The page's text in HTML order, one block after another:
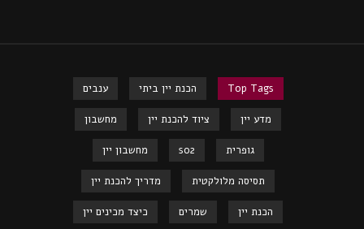
Top Tags הכנת יין ביתי ענבים
מדע יין ציוד להכנת יין מחשבון
גופרית so2 מחשבון יין
תסיסה מלולקטית מדריך להכנת יין
הכנת יין שמרים כיצד מכינים יין